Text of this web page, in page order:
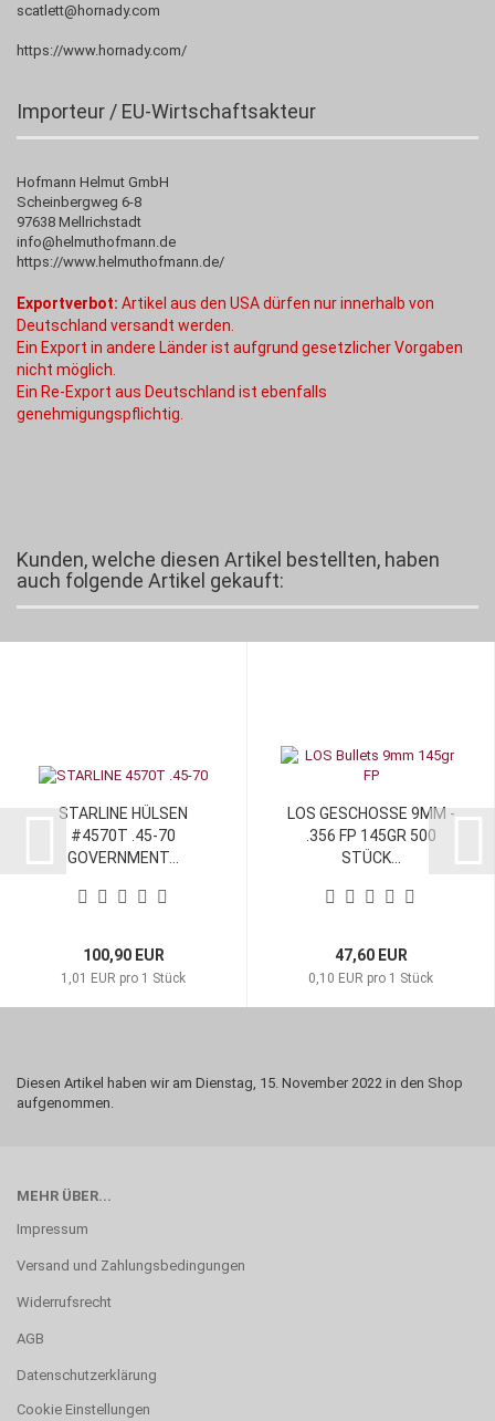
scatlett@hornady.com
https://www.hornady.com/
Importeur / EU-Wirtschaftsakteur
Hofmann Helmut GmbH
Scheinbergweg 6-8
97638 Mellrichstadt
info@helmuthofmann.de
https://www.helmuthofmann.de/
Exportverbot: Artikel aus den USA dürfen nur innerhalb von
Deutschland versandt werden.
Ein Export in andere Länder ist aufgrund gesetzlicher Vorgaben
nicht möglich.
Ein Re-Export aus Deutschland ist ebenfalls
genehmigungspflichtig.
Kunden, welche diesen Artikel bestellten, haben
auch folgende Artikel gekauft:
STARLINE HÜLSEN
#4570T .45-70
GOVERNMENT...
100,90 EUR
1,01 EUR pro 1 Stück
LOS GESCHOSSE 9MM -
.356 FP 145GR 500
STÜCK...
47,60 EUR
0,10 EUR pro 1 Stück
Diesen Artikel haben wir am Dienstag, 15. November 2022 in den Shop
aufgenommen.
MEHR ÜBER...
Impressum
Versand und Zahlungsbedingungen
Widerrufsrecht
AGB
Datenschutzerklärung
Cookie Einstellungen